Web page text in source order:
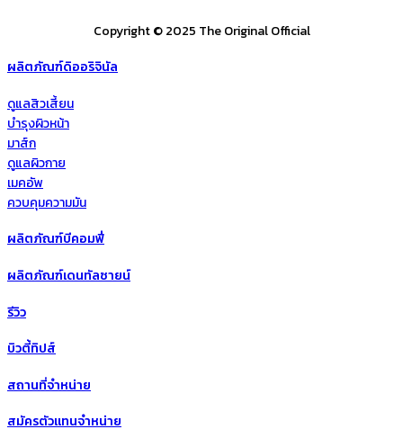
Copyright © 2025 The Original Official
ผลิตภัณฑ์ดิออริจินัล
ดูแลสิวเสี้ยน
บำรุงผิวหน้า
มาส์ก
ดูแลผิวกาย
เมคอัพ
ควบคุมความมัน
ผลิตภัณฑ์บีคอมฟี่
ผลิตภัณฑ์เดนทัลซายน์
รีวิว
บิวตี้ทิปส์
สถานที่จำหน่าย
สมัครตัวแทนจำหน่าย